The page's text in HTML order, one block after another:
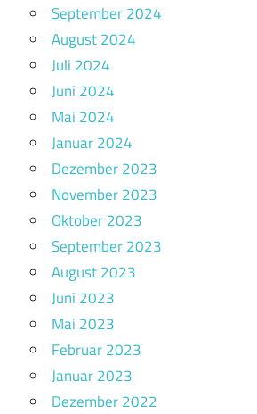
September 2024
August 2024
Juli 2024
Juni 2024
Mai 2024
Januar 2024
Dezember 2023
November 2023
Oktober 2023
September 2023
August 2023
Juni 2023
Mai 2023
Februar 2023
Januar 2023
Dezember 2022